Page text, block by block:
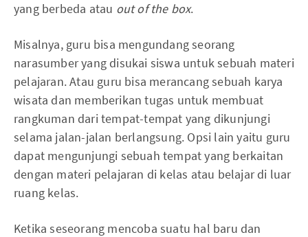
yang berbeda atau out of the box.
Misalnya, guru bisa mengundang seorang
narasumber yang disukai siswa untuk sebuah materi
pelajaran. Atau guru bisa merancang sebuah karya
wisata dan memberikan tugas untuk membuat
rangkuman dari tempat-tempat yang dikunjungi
selama jalan-jalan berlangsung. Opsi lain yaitu guru
dapat mengunjungi sebuah tempat yang berkaitan
dengan materi pelajaran di kelas atau belajar di luar
ruang kelas.
Ketika seseorang mencoba suatu hal baru dan